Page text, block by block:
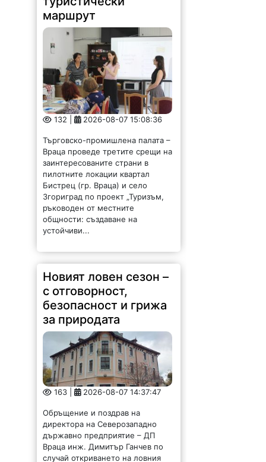
132 | 2026-08-07 15:08:36
Търговско-промишлена палата –
Враца проведе третите срещи на
заинтересованите страни в
пилотните локации квартал
Бистрец (гр. Враца) и село
Згориград по проект „Туризъм,
ръководен от местните
общности: създаване на
устойчиви...
Новият ловен сезон –
с отговорност,
безопасност и грижа
за природата
163 | 2026-08-07 14:37:47
Обръщение и поздрав на
директора на Северозападно
държавно предприятие – ДП
Враца инж. Димитър Ганчев по
случай откриването на ловния
сезон за прелетен дивеч:
Уважаеми ловци, уважаеми